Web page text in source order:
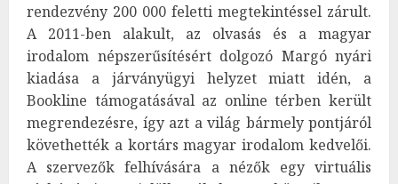
rendezvény 200 000 feletti megtekintéssel zárult.
A 2011-ben alakult, az olvasás és a magyar
irodalom népszerűsítésért dolgozó Margó nyári
kiadása a járványügyi helyzet miatt idén, a
Bookline támogatásával az online térben került
megrendezésre, így azt a világ bármely pontjáról
követhették a kortárs magyar irodalom kedvelői.
A szervezők felhívására a nézők egy virtuális